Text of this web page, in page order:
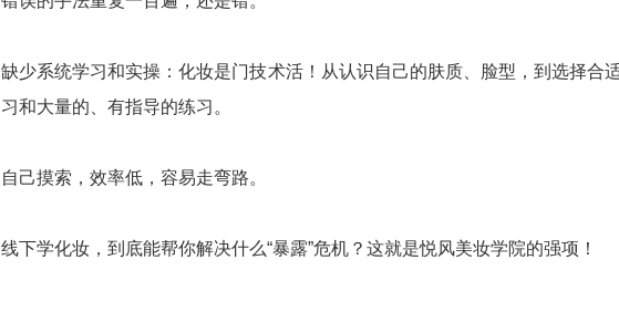
缺少系统学习和实操：化妆是门技术活！从认识自己的肤质、脸型，到选择合
习和大量的、有指导的练习。
自己摸索，效率低，容易走弯路。
线下学化妆，到底能帮你解决什么“暴露”危机？这就是悦风美妆学院的强项！